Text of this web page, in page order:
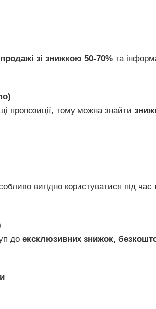
зі знижкою 50-70% та
пропозиції, тому можна знайти
вигідно користуватися під час
до ексклюзивних знижок,